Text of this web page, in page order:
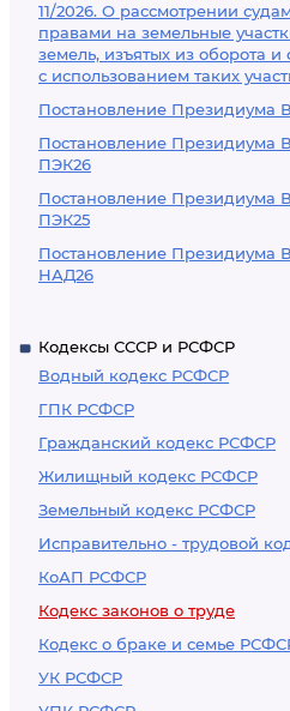
11/2026. О рассмотрении
правами на земельные
земель, изъятых из оборота
с использованием таких
Постановление Президиума
Постановление Президиума
ПЭК26
Постановление Президиума
ПЭК25
Постановление Президиума
НАД26
Кодексы СССР и РСФСР
Водный кодекс РСФСР
ГПК РСФСР
Гражданский кодекс РСФСР
Жилищный кодекс РСФСР
Земельный кодекс РСФСР
Исправительно - трудовой
КоАП РСФСР
Кодекс законов о труде
Кодекс о браке и семье
УК РСФСР